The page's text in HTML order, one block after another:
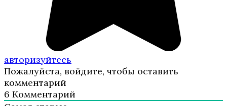
авторизуйтесь
Пожалуйста, войдите, чтобы оставить
комментарий
6 Комментарий